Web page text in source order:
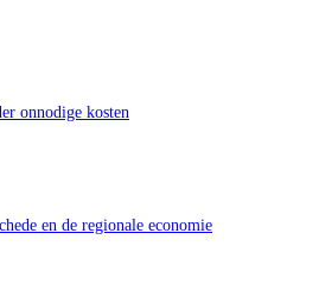
onnodige kosten
en de regionale economie